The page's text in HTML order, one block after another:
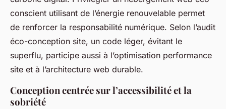
conscient utilisant de l’énergie renouvelable permet
de renforcer la responsabilité numérique. Selon l’audit
éco-conception site, un code léger, évitant le
superflu, participe aussi à l’optimisation performance
site et à l’architecture web durable.
Conception centrée sur l’accessibilité et la
sobriété